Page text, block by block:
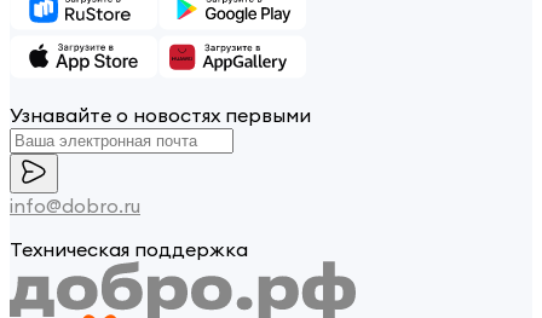
Узнавайте о новостях первыми
info@dobro.ru
Техническая поддержка